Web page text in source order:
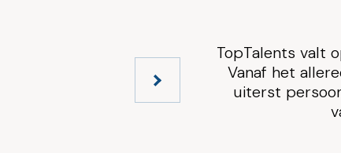
TopTalents valt op door zijn
Vanaf het allereerste contact
uiterst persoonlijke aanpak.
vaardigheden